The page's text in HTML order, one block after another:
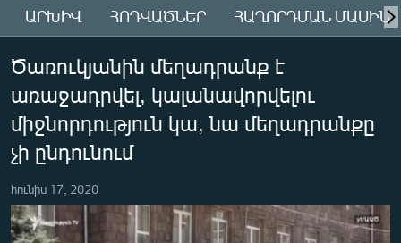
Անցնել
հիմնական
մենյուին
ՀԱՅԱՍՏԱՆ
ԸՆՏՐՈՒԹՅՈՒՆՆԵՐ 2026
ԻՐԱՎՈՒՆՔ
ՀԱՍԱՐԱԿՈՒԹՅՈՒՆ
ՂԱՐԱԲԱՂ
ԱՐԽԻՎ ՀՈԴՎԱԾՆԵՐ ՀԱՂՈՐԴՄԱՆ ՄԱՍԻՆ
Ծառուկյանին մեղադրանք է
առաջադրվել, կալանավորվելու
միջնորդություն կա, նա մեղադրանքը
չի ընդունում
հունիս 17, 2020